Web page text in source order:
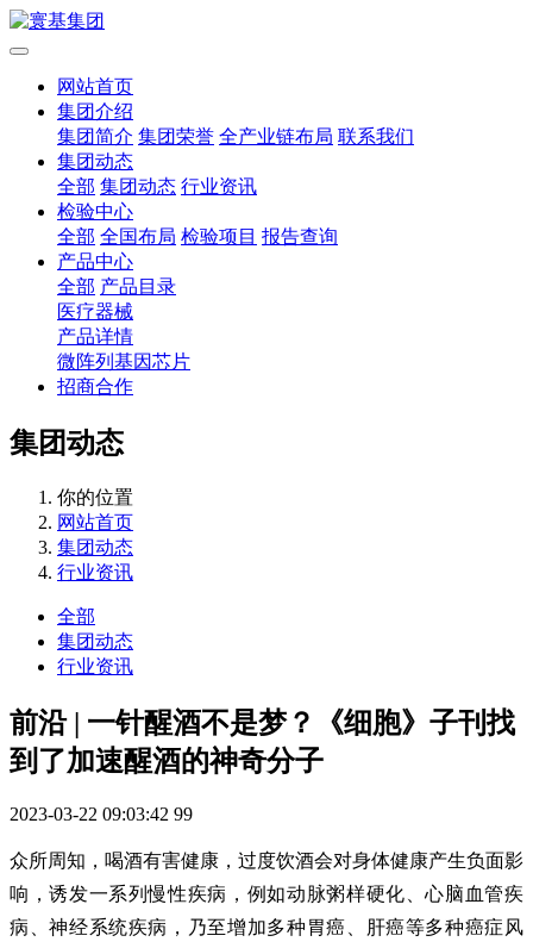
网站首页
集团介绍
集团简介 集团荣誉 全产业链布局 联系我们
集团动态
全部 集团动态 行业资讯
检验中心
全部 全国布局 检验项目 报告查询
产品中心
全部 产品目录
医疗器械
产品详情
微阵列基因芯片
招商合作
集团动态
你的位置
网站首页
集团动态
行业资讯
全部
集团动态
行业资讯
前沿 | 一针醒酒不是梦？《细胞》子刊找
到了加速醒酒的神奇分子
2023-03-22 09:03:42 99
众所周知，喝酒有害健康，过度饮酒会对身体健康产生负面影
响，诱发一系列慢性疾病，例如动脉粥样硬化、心脑血管疾
病、神经系统疾病，乃至增加多种胃癌、肝癌等多种癌症风